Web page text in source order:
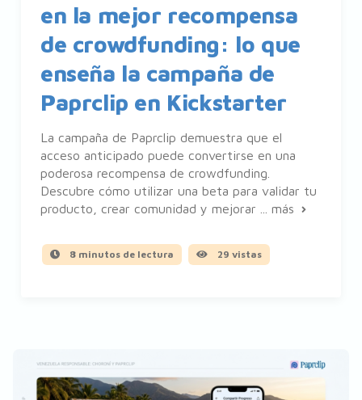
en la mejor recompensa
de crowdfunding: lo que
enseña la campaña de
Paprclip en Kickstarter
La campaña de Paprclip demuestra que el
acceso anticipado puede convertirse en una
poderosa recompensa de crowdfunding.
Descubre cómo utilizar una beta para validar tu
producto, crear comunidad y mejorar ... más
8 minutos de lectura 29 vistas